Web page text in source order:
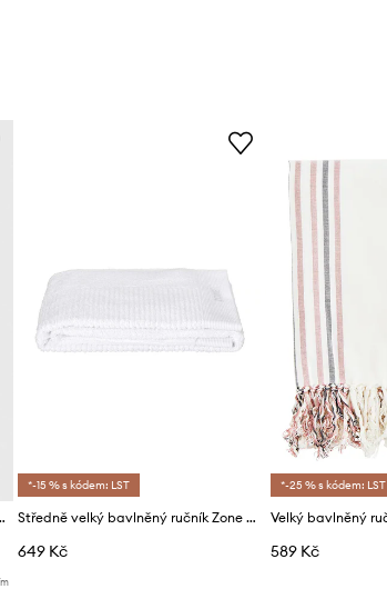
Sheet Player
*-15 % s kódem: LST
Středně velký bavlněný ručník Zone Denmark 70 x 140 cm
649 Kč
*-25 % s kódem: LST
589 Kč